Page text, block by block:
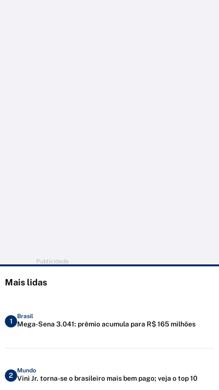
Publicidade
Mais lidas
1
Brasil
Mega-Sena 3.041: prêmio acumula para R$ 165 milhões
2
Mundo
Vini Jr. torna-se o brasileiro mais bem pago; veja o top 10